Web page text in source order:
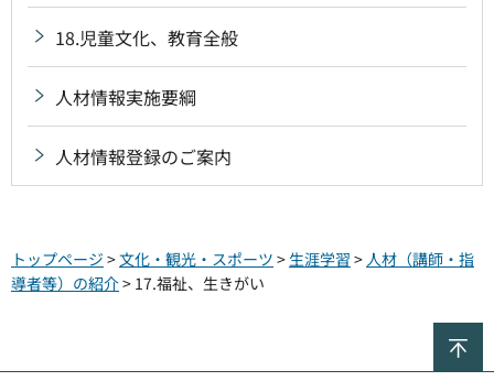
18.児童文化、教育全般
人材情報実施要綱
人材情報登録のご案内
トップページ >文化・観光・スポーツ > 生涯学習 > 人材（講師・指
導者等）の紹介> 17.福祉、生きがい